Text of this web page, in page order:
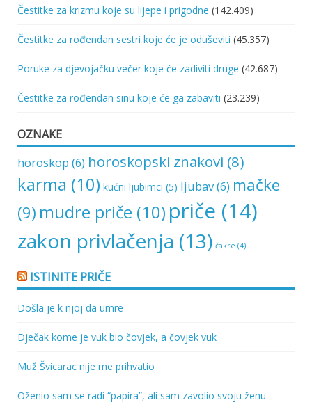
Čestitke za krizmu koje su lijepe i prigodne (142.409)
Čestitke za rođendan sestri koje će je oduševiti (45.357)
Poruke za djevojačku večer koje će zadiviti druge (42.687)
Čestitke za rođendan sinu koje će ga zabaviti (23.239)
OZNAKE
horoskop (6) horoskopski znakovi (8)
karma (10) kućni ljubimci (5) ljubav(6) mačke
(9) mudre priče (10) priče (14)
zakon privlačenja (13) čakre (4)
ISTINITE PRIČE
Došla je k njoj da umre
Dječak kome je vuk bio čovjek, a čovjek vuk
Muž Švicarac nije me prihvatio
Oženio sam se radi “papira”, ali sam zavolio svoju ženu